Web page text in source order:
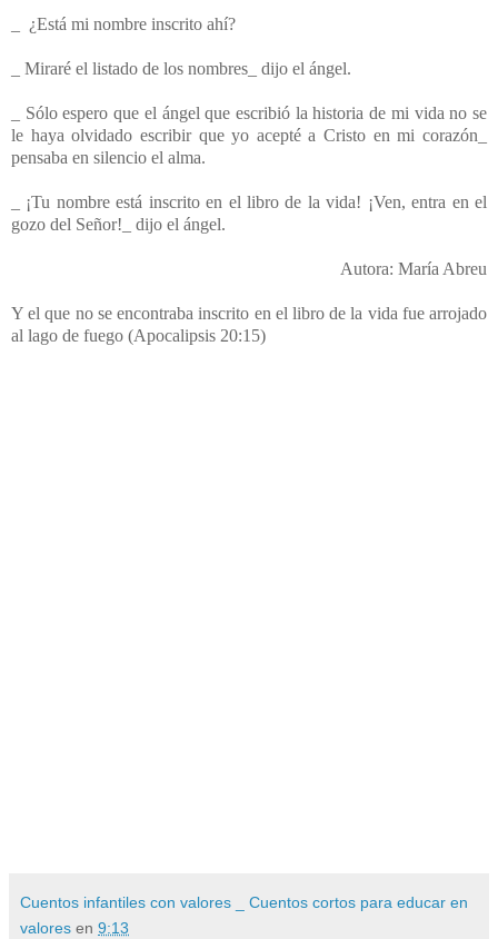
_ ¿Está mi nombre inscrito ahí?
_ Miraré el listado de los nombres_ dijo el ángel.
_ Sólo espero que el ángel que escribió la historia de mi vida no se
le haya olvidado escribir que yo acepté a Cristo en mi corazón_
pensaba en silencio el alma.
_ ¡Tu nombre está inscrito en el libro de la vida! ¡Ven, entra en el
gozo del Señor!_ dijo el ángel.
Autora: María Abreu
Y el que no se encontraba inscrito en el libro de la vida fue arrojado
al lago de fuego (Apocalipsis 20:15)
Cuentos infantiles con valores _ Cuentos cortos para educar en
valores en 9:13